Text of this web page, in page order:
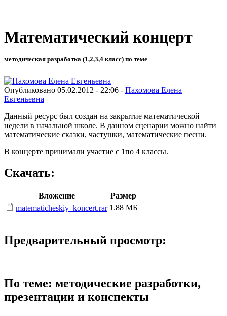
Математический концерт
методическая разработка (1,2,3,4 класс) по теме
Опубликовано 05.02.2012 - 22:06 - Пахомова Елена
Евгеньевна
Данный ресурс был создан на закрытие математической
недели в начальной школе. В данном сценарии можно найти
математические сказки, частушки, математические песни.
В концерте принимали участие с 1по 4 классы.
Скачать:
Вложение
Размер
matematicheskiy_koncert.rar 1.88 МБ
Предварительный просмотр:
По теме: методические разработки,
презентации и конспекты